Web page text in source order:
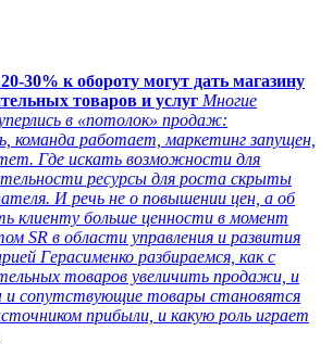
30% к обороту могут дать магазину
товаров и услуг Многие
в «потолок» продаж:
команда работает, маркетинг запущен,
Где искать возможности для
ресурсы для роста скрыты
И речь не о повышении цен, а об
клиенту больше ценности в момент
SR в области управления и развития
Герасименко разбираемся, как с
товаров увеличить продажи, и
и сопутствующие товары становятся
прибыли, и какую роль играет